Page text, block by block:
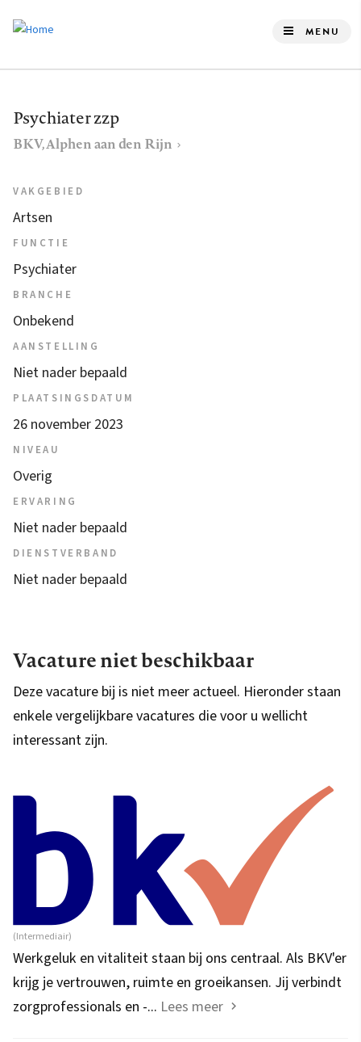
de
gaan
MENU
Psychiater zzp
BKV, Alphen aan den Rijn
VAKGEBIED
Artsen
FUNCTIE
Psychiater
BRANCHE
Onbekend
AANSTELLING
Niet nader bepaald
PLAATSINGSDATUM
26 november 2023
NIVEAU
Overig
ERVARING
Niet nader bepaald
DIENSTVERBAND
Niet nader bepaald
Vacature niet beschikbaar
Deze vacature bij is niet meer actueel. Hieronder staan
enkele vergelijkbare vacatures die voor u wellicht
interessant zijn.
(Intermediair)
Werkgeluk en vitaliteit staan bij ons centraal. Als BKV'er
krijg je vertrouwen, ruimte en groeikansen. Jij verbindt
zorgprofessionals en -... Lees meer